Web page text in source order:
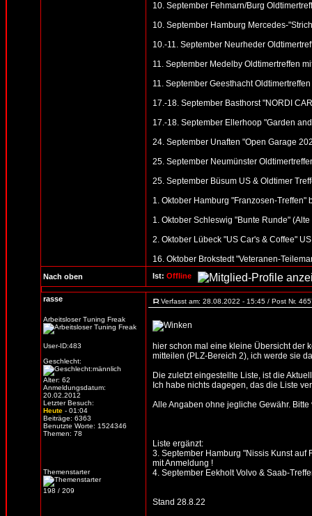
10. September Fehmarn/Burg
10. September Hamburg Mercedes-
10.-11. September Neurheder
11. September Medelby Oldtimertreffen
11. September Geesthacht
17.-18. September Basthorst "NORDI
17.-18. September Ellerhoop "Garden
24. September Unaften "Open Garage
25. September Neumünster
25. September Büsum US & Oldtimer
1. Oktober Hamburg "Franzosen-
1. Oktober Schleswig "Bunte Runde"
2. Oktober Lübeck "US Car's & Coffee"
16. Oktober Brokstedt "Veteranen-
Nach oben Ist: Offline
rasse
Arbeitsloser Tuning Freak
User-ID:483
Geschlecht:
Alter: 62
Anmeldungsdatum:
20.02.2012
Letzter Besuch:
Heute - 01:04
Beiträge: 6363
Benutzte Worte: 1524346
Themen: 78
Themenstarter
198 / 209
Verfasst am: 28.08.2022 - 15:45 / Post Nr.
hier schon mal eine kleine Übersicht der
mitteilen (PLZ-Bereich 2), ich werde sie
Die zuletzt eingestellte Liste, ist die
Ich habe nichts dagegen, das die Liste
Alle Angaben ohne jegliche Gewähr.
Liste ergänzt:
3. September Hamburg "Nissis Kunst auf
mit Anmeldung !
4. September Eekholt Volvo & Saab-
Stand 28.8.22